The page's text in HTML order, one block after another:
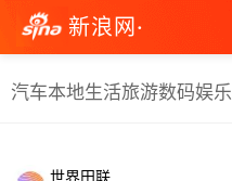
新浪网·
汽车本地生活旅游数码娱乐
世界田联